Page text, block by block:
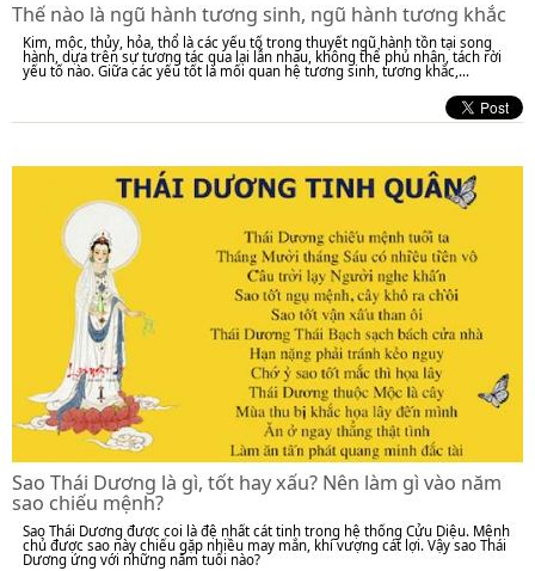
Thế nào là ngũ hành tương sinh, ngũ hành tương khắc
Kim, mộc, thủy, hỏa, thổ là các yếu tố trong thuyết ngũ hành tồn tại song
hành, dựa trên sự tương tác qua lại lẫn nhau, không thể phủ nhận, tách rời
yếu tố nào. Giữa các yếu tốt là mối quan hệ tương sinh, tương khắc,...
Sao Thái Dương là gì, tốt hay xấu? Nên làm gì vào năm
sao chiếu mệnh?
Sao Thái Dương được coi là đệ nhất cát tinh trong hệ thống Cửu Diệu. Mệnh
chủ được sao này chiếu gặp nhiều may mắn, khí vượng cát lợi. Vậy sao Thái
Dương ứng với những năm tuổi nào?